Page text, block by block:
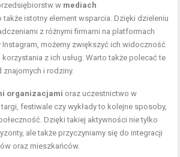
w mediach
także istotny element wsparcia. Dzięki dzieleniu
z różnymi firmami na platformach
możemy zwiększyć ich widoczność
z ich usług. Warto także polecać te
i rodziny.
organizacjami oraz uczestnictwo w
festiwale czy wykłady to kolejne sposoby,
Dzięki takiej aktywności nie tylko
ale także przyczyniamy się do integracji
oraz mieszkańców.